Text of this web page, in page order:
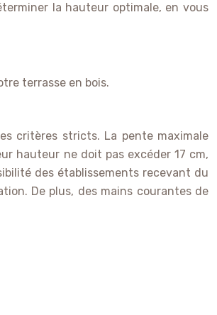
la hauteur optimale, en vous
terrasse en bois.
critères stricts. La pente maximale
hauteur ne doit pas excéder 17 cm,
des établissements recevant du
De plus, des mains courantes de